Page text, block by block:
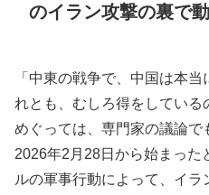
のイラン攻撃の裏で
「中東の戦争で、中国は本
れとも、むしろ得をしてい
めぐっては、専門家の議論で
2026年2月28日から始まった
ルの軍事行動によって、イ